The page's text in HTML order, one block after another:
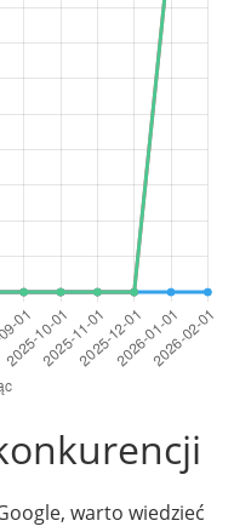
warto wiedzieć